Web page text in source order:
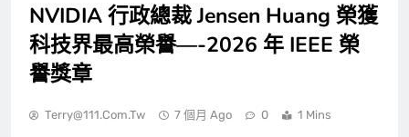
NVIDIA 行政總裁 Jensen Huang 榮獲
科技界最高榮譽—-2026 年 IEEE 榮
譽獎章
Terry@111.com.tw 7 個月 Ago 0 1 Mins